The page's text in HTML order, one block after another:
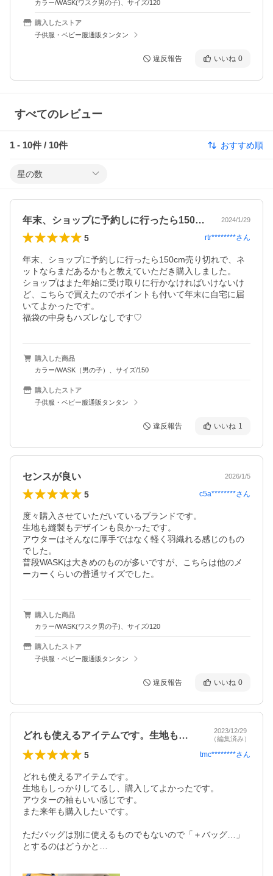
カラー/WASK(ワスク男の子)、サイズ/120
購入したストア
子供服・ベビー服通販タンタン
違反報告 いいね 0
すべてのレビュー
1 - 10件 / 10件 おすすめ順
星の数
年末、ショップに予約しに行ったら150… 2024/1/29
5 rtr********さん
年末、ショップに予約しに行ったら150cm売り切れで、ネ
ットならまだあるかもと教えていただき購入しました。
ショップはまた年始に受け取りに行かなければいけないけ
ど、こちらで買えたのでポイントも付いて年末に自宅に届
いてよかったです。
福袋の中身もハズレなしです♡
購入した商品
カラー/WASK（男の子）、サイズ/150
購入したストア
子供服・ベビー服通販タンタン
違反報告 いいね 1
センスが良い 2026/1/5
5 c5a********さん
度々購入させていただいているブランドです。
生地も縫製もデザインも良かったです。
アウターはそんなに厚手ではなく軽く羽織れる感じのもの
でした。
普段WASKは大きめのものが多いですが、こちらは他のメ
ーカーくらいの普通サイズでした。
購入した商品
カラー/WASK(ワスク男の子)、サイズ/120
購入したストア
子供服・ベビー服通販タンタン
違反報告 いいね 0
どれも使えるアイテムです。生地もしっか…
2023/12/29
（編集済み）
5 tmc********さん
どれも使えるアイテムです。
生地もしっかりしてるし、購入してよかったです。
アウターの袖もいい感じです。
また来年も購入したいです。
ただバッグは別に使えるものでもないので「＋バッグ…」
とするのはどうかと…